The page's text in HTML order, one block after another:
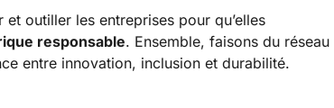
outiller les entreprises pour qu’elles
responsable. Ensemble, faisons du réseau
entre innovation, inclusion et durabilité.